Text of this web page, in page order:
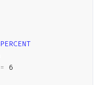
PERCENT
= 6